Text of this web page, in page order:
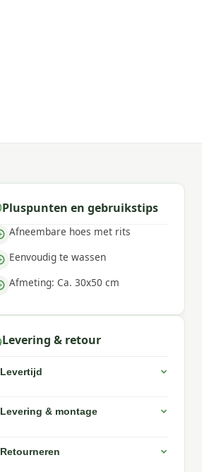
Pluspunten en gebruikstips
Afneembare hoes met rits
Eenvoudig te wassen
Afmeting: Ca. 30x50 cm
Levering & retour
Levertijd
Levering & montage
Retourneren